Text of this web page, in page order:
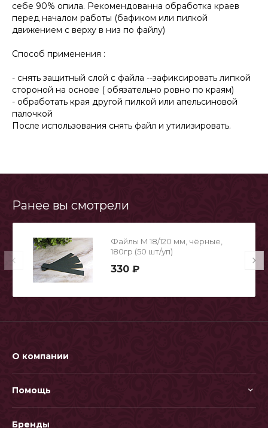
себе 90% опила. Рекомендованна обработка краев
перед началом работы (бафиком или пилкой
движением с верху в низ по файлу)
Способ применения :
- снять защитный слой с файла --зафиксировать липкой
стороной на основе ( обязательно ровно по краям)
- обработать края другой пилкой или апельсиновой
палочкой
После использования снять файл и утилизировать.
Ранее вы смотрели
Файлы M 18/120 мм, чёрные,
180гр (50 шт/уп)
330 ₽
О компании
Помощь
Бренды